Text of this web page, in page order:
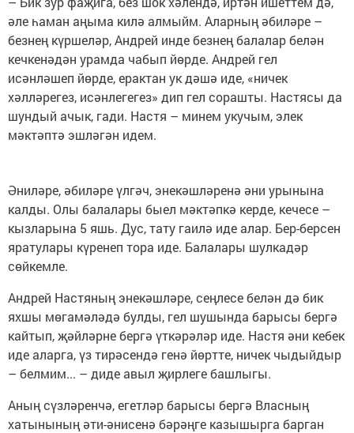
әле һаман аңыма килә алмыйм. Аларның әбиләре –
безнең күршеләр, Андрей инде безнең балалар белән
кечкенәдән урамда чабып йөрде. Андрей гел
исәнләшеп йөрде, ерактан ук дәшә иде, «ничек
хәлләрегез, исәнлегегез» дип гел сорашты. Настясы да
шундый ачык, гади. Настя – минем укучым, элек
мәктәптә эшләгән идем.
Әниләре, әбиләре үлгәч, энекәшләренә әни урынына
калды. Олы балалары быел мәктәпкә керде, кечесе –
кызларына 5 яшь. Дус, тату гаилә иде алар. Бер-берсен
яратулары күренеп тора иде. Балалары шулкадәр
сөйкемле.
Андрей Настяның энекәшләре, сеңлесе белән дә бик
яхшы мөгамәләдә булды, гел шушында барысы бергә
кайтып, җәйләрне бергә үткәрәләр иде. Настя әни кебек
иде аларга, үз тирәсендә генә йөртте, ничек чыдыйдыр
– белмим... – диде авыл җирлеге башлыгы.
Аның сүзләренчә, егетләр барысы бергә Власның
хатынының әти-әнисенә бәрәңге казышырга барган